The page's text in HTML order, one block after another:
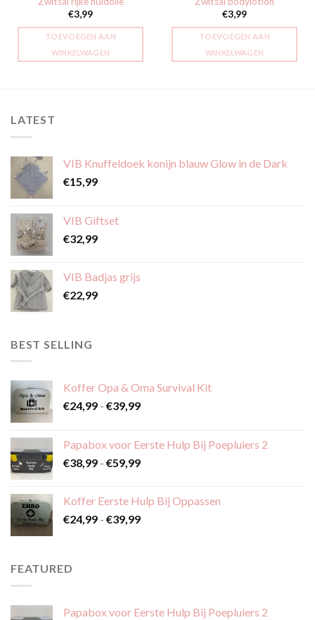
€3,99
TOEVOEGEN AAN
WINKELWAGEN
€3,99
TOEVOEGEN AAN
WINKELWAGEN
LATEST
VIB Knuffeldoek konijn blauw Glow in de Dark
€15,99
VIB Giftset
€32,99
VIB Badjas grijs
€22,99
BEST SELLING
Koffer Opa & Oma Survival Kit
€24,99 - €39,99Prijsklasse:
€39,99
Papabox voor Eerste Hulp Bij Poepluiers 2
€38,99 - €59,99Prijsklasse:
€59,99
Koffer Eerste Hulp Bij Oppassen
€24,99 - €39,99Prijsklasse:
FEATURED
Papabox voor Eerste Hulp Bij Poepluiers 2